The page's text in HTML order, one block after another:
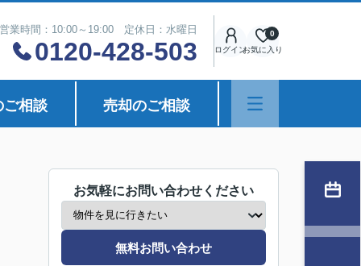
営業時間：10:00～19:00 定休日：水曜日
0120-428-503 ログインお気に入り
0
ご相談 売却のご相談
お気軽にお問い合わせください
無料お問い合わせ